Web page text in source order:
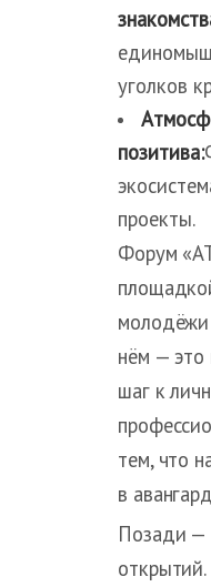
уголков
позитива:
проекты.
Форум
молодёжи
нём — это
шаг к
тем, что
в
Позади —